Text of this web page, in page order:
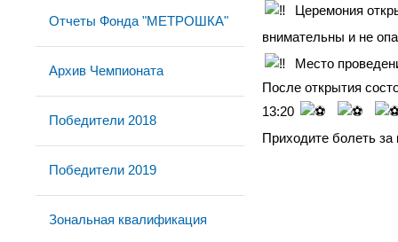
Отчеты Фонда "МЕТРОШКА"
Архив Чемпионата
Победители 2018
Победители 2019
Зональная квалификация
Церемония
внимательны и не
Место
После открытия
13:20
Приходите болеть